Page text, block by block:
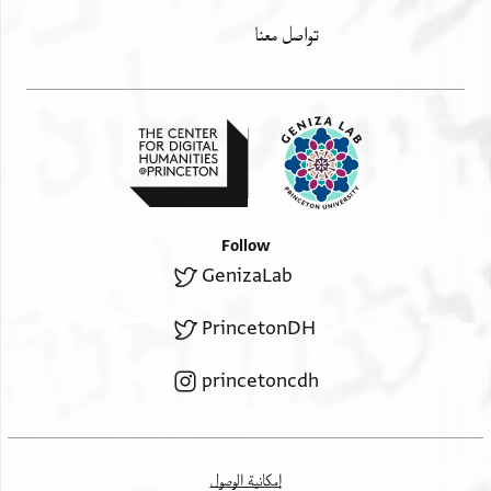
גא דפעתין אלדמה ומא כאן לי
וגה אכטבה ולחגאג ברא? יעלקו
אלמתעישין פמן כאן מעה ברה
ואלא אעקוה ועלקוני במערופי
ולולא אללה ואבן אלסכרי כנא נמות
בלגוע ופזעי אן תתכל אלסנה
אלגדידה ותציר תנתין פאנתם פביתו
تواصل معنا
Follow
GenizaLab
PrincetonDH
princetoncdh
إمكانية الوصول